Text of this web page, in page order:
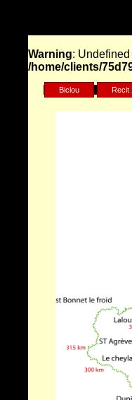
Warning:
/home/clients/
Biclou Recit